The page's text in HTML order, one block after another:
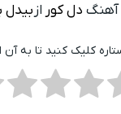
آهنگ دل کور از بیدل
کلیک کنید تا به آن